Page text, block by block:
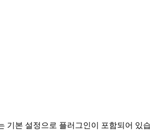
본 설정으로 플러그인이 포함되어 있습